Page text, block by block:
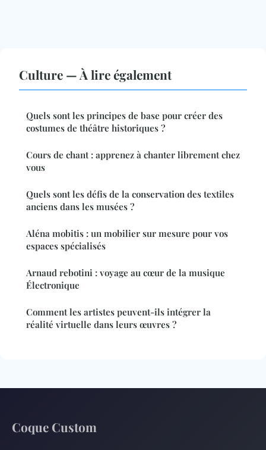
Culture — À lire également
Quels sont les principes de base pour créer des
costumes de théâtre historiques ?
Cours de chant : apprenez à chanter librement chez
vous
Quels sont les défis de la conservation des textiles
anciens dans les musées ?
Aléna mobitis : un mobilier sur mesure pour vos
espaces spécialisés
Arnaud rebotini : voyage au cœur de la musique
Électronique
Comment les artistes peuvent-ils intégrer la
réalité virtuelle dans leurs œuvres ?
Coque Custom